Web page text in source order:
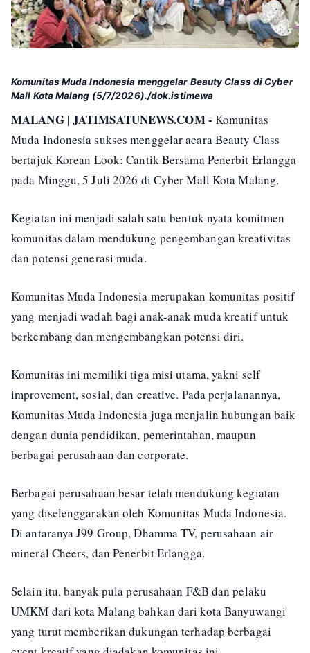
Komunitas Muda Indonesia menggelar Beauty Class di Cyber
Mall Kota Malang (5/7/2026)./dok.istimewa
MALANG | JATIMSATUNEWS.COM - Komunitas
Muda Indonesia sukses menggelar acara Beauty Class
bertajuk Korean Look: Cantik Bersama Penerbit Erlangga
pada Minggu, 5 Juli 2026 di Cyber Mall Kota Malang.
Kegiatan ini menjadi salah satu bentuk nyata komitmen
komunitas dalam mendukung pengembangan kreativitas
dan potensi generasi muda.
Komunitas Muda Indonesia merupakan komunitas positif
yang menjadi wadah bagi anak-anak muda kreatif untuk
berkembang dan mengembangkan potensi diri.
Komunitas ini memiliki tiga misi utama, yakni self
improvement, sosial, dan creative. Pada perjalanannya,
Komunitas Muda Indonesia juga menjalin hubungan baik
dengan dunia pendidikan, pemerintahan, maupun
berbagai perusahaan dan corporate.
Berbagai perusahaan besar telah mendukung kegiatan
yang diselenggarakan oleh Komunitas Muda Indonesia.
Di antaranya J99 Group, Dhamma TV, perusahaan air
mineral Cheers, dan Penerbit Erlangga.
Selain itu, banyak pula perusahaan F&B dan pelaku
UMKM dari kota Malang bahkan dari kota Banyuwangi
yang turut memberikan dukungan terhadap berbagai